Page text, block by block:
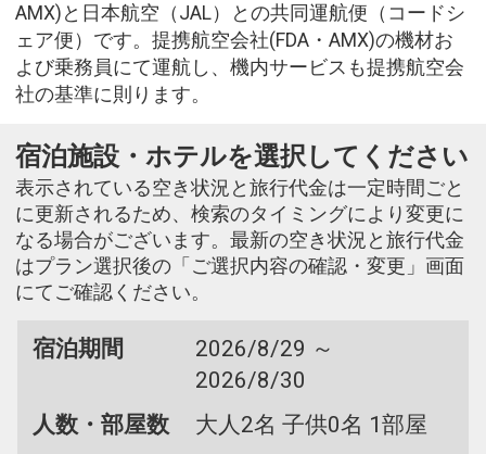
AMX)と日本航空（JAL）との共同運航便（コードシ
ェア便）です。提携航空会社(FDA・AMX)の機材お
よび乗務員にて運航し、機内サービスも提携航空会
社の基準に則ります。
宿泊施設・ホテルを選択してください
表示されている空き状況と旅行代金は一定時間ごと
に更新されるため、検索のタイミングにより変更に
なる場合がございます。最新の空き状況と旅行代金
はプラン選択後の「ご選択内容の確認・変更」画面
にてご確認ください。
宿泊期間
2026/8/29 ～
2026/8/30
人数・部屋数
大人2名 子供0名 1部屋